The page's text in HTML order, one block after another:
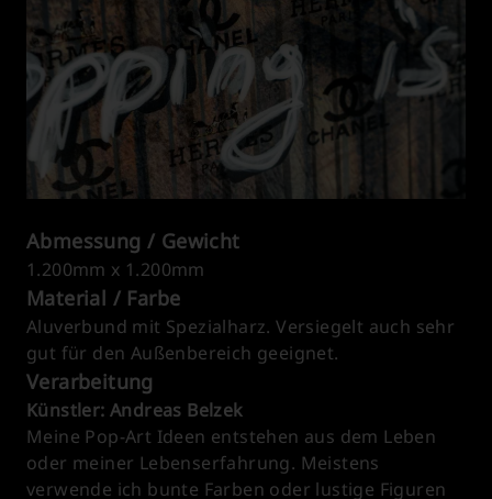
Abmessung / Gewicht
1.200mm x 1.200mm
Material / Farbe
Aluverbund mit Spezialharz. Versiegelt auch sehr
gut für den Außenbereich geeignet.
Verarbeitung
Künstler: Andreas Belzek
Meine Pop-Art Ideen entstehen aus dem Leben
oder meiner Lebenserfahrung. Meistens
verwende ich bunte Farben oder lustige Figuren